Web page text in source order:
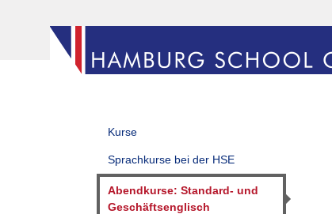
Kurse
Sprachkurse bei der HSE
Abendkurse: Standard- und
Geschäftsenglisch